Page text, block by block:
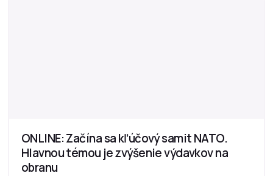
ONLINE: Začína sa kľúčový samit NATO.
Hlavnou témou je zvýšenie výdavkov na
obranu